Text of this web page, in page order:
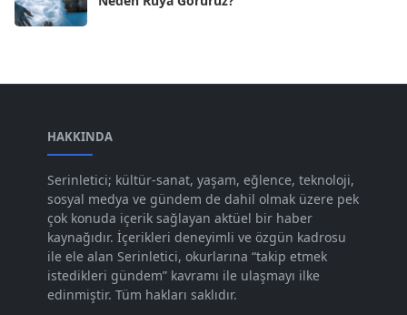
[59]
Ara 2023 [101]
Kas 2023
Eki 2023 [73]
Eyl 2023 [73]
Ağu 2023 [74]
Tem 2023 [76]
HAKKINDA
Serinletici; kültür-sanat, yaşam, eğlence, teknoloji,
sosyal medya ve gündem de dahil olmak üzere pek
çok konuda içerik sağlayan aktüel bir haber
kaynağıdır. İçerikleri deneyimli ve özgün kadrosu
ile ele alan Serinletici, okurlarına “takip etmek
istedikleri gündem” kavramı ile ulaşmayı ilke
edinmiştir. Tüm hakları saklıdır.